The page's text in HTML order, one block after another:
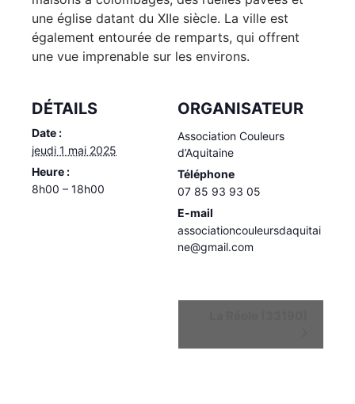
DÉTAILS
Date :
jeudi 1 mai 2025
Heure :
8h00 – 18h00
ORGANISATEUR
Association Couleurs
d’Aquitaine
Téléphone
07 85 93 93 05
E-mail
associationcouleursdaquitai
ne@gmail.com
une église datant du XIIe siècle. La ville est
également entourée de remparts, qui offrent
une vue imprenable sur les environs.
Évènement